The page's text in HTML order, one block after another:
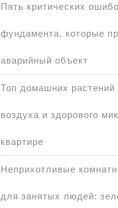
Пять критических
фундамента, которые
аварийный объект
Топ домашних
воздуха и здорового
квартире
Неприхотливые
для занятых людей: